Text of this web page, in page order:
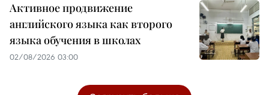
Активное продвижение
английского языка как второго
языка обучения в школах
02/08/2026 03:00